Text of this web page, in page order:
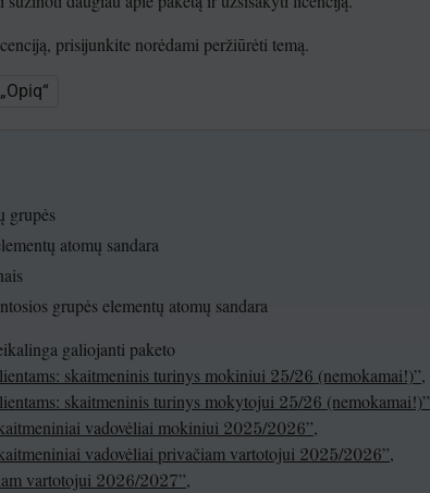
prisijunkite norėdami peržiūrėti temą.
grupės
atomų sandara
grupės elementų atomų sandara
galiojanti paketo
skaitmeninis turinys mokiniui 25/26 (nemokamai!)”,
skaitmeninis turinys mokytojui 25/26 (nemokamai!)”
vadovėliai mokiniui 2025/2026”,
vadovėliai privačiam vartotojui 2025/2026”,
vartotojui 2026/2027”,